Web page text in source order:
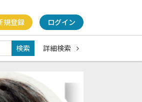
規登録 ログイン
検索
詳細検索